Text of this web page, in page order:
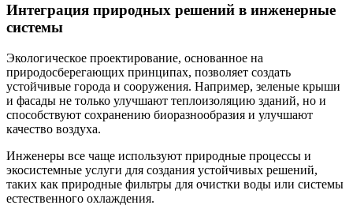
Интеграция природных решений в инженерные
системы
Экологическое проектирование, основанное на
природосберегающих принципах, позволяет создать
устойчивые города и сооружения. Например, зеленые крыши
и фасады не только улучшают теплоизоляцию зданий, но и
способствуют сохранению биоразнообразия и улучшают
качество воздуха.
Инженеры все чаще используют природные процессы и
экосистемные услуги для создания устойчивых решений,
таких как природные фильтры для очистки воды или системы
естественного охлаждения.